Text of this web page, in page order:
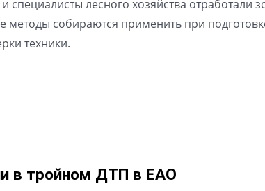
лесного хозяйства отработали
методы собираются применить при
техники.
в тройном ДТП в ЕАО